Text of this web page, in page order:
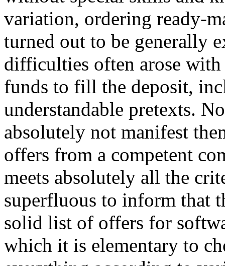
variation, ordering ready-
turned out to be generally
difficulties often arose
funds to fill the deposit,
understandable pretexts.
absolutely not manifest
offers from a competent
meets absolutely all the
superfluous to inform that
solid list of offers for
which it is elementary to